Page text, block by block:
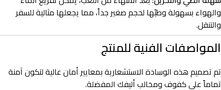
والهواء بسهولة وطيّها لحجم صغير جداً، مما يجعلها مثالية للسفر
والتنقل.
المواصفات الفنية للمنتج
تم تصميم هذه الوسادة الاستشعارية بمعايير أمان عالية لتكون آمنة
تماماً على كفوف ومخالب أليفك المفضلة.